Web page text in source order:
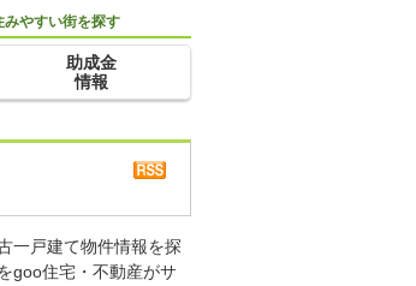
みやすい街を探す
助成金
情報
一戸建て物件情報を探
goo住宅・不動産がサ